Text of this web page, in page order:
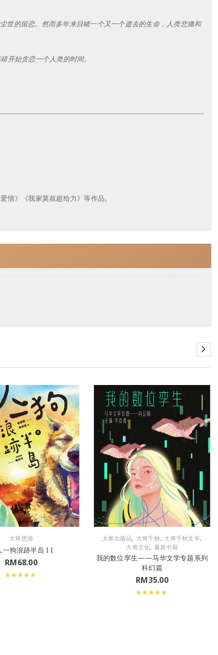
的留恋。然而多年来目睹一个又一个逝去的生命，人类悲痛和
开始贪恋一个人类的时间。
情》《我家莫叔超给力》等作品。
大将悠游
一狗浪跡半岛 I I
RM68.00
大将出版品, 大将千秋, 大将千秋文学,
大将文化, 最新书籍
我的数位孪生——马华文学专题系列
科幻篇
RM35.00